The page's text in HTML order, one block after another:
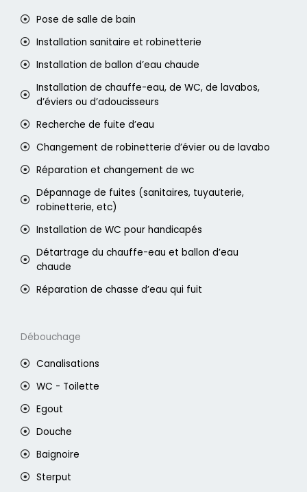
Pose de salle de bain
Installation sanitaire et robinetterie
Installation de ballon d’eau chaude
Installation de chauffe-eau, de WC, de lavabos,
d’éviers ou d’adoucisseurs
Recherche de fuite d’eau
Changement de robinetterie d’évier ou de lavabo
Réparation et changement de wc
Dépannage de fuites (sanitaires, tuyauterie,
robinetterie, etc)
Installation de WC pour handicapés
Détartrage du chauffe-eau et ballon d’eau
chaude
Réparation de chasse d’eau qui fuit
Débouchage
Canalisations
WC - Toilette
Egout
Douche
Baignoire
Sterput